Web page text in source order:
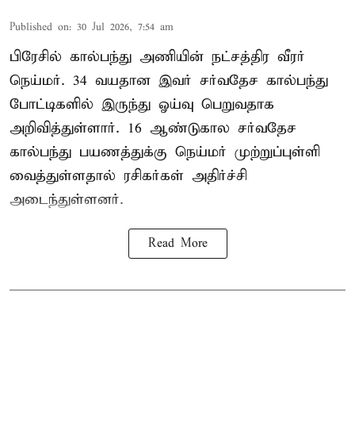
Published on: 30 Jul 2026, 7:54 am
பிரேசில் கால்பந்து அணியின் நட்சத்திர வீரர்
நெய்மர். 34 வயதான இவர் சர்வதேச கால்பந்து
போட்டிகளில் இருந்து ஓய்வு பெறுவதாக
அறிவித்துள்ளார். 16 ஆண்டுகால சர்வதேச
கால்பந்து பயணத்துக்கு நெய்மர் முற்றுப்புள்ளி
வைத்துள்ளதால் ரசிகர்கள் அதிர்ச்சி
அடைந்துள்ளனர்.
Read More